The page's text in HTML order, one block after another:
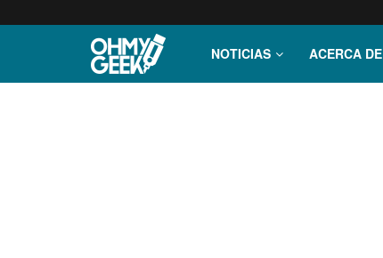
NOTICIAS ACERCA DE